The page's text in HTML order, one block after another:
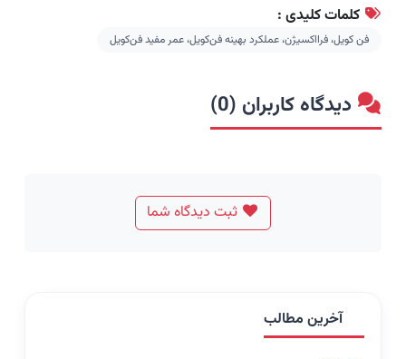
آخرین مطالب
کلمات کلیدی :
فن کویل، فرااکسیژن، عملکرد بهینه فن‌کویل، عمر مفید فن‌کویل
دیدگاه کاربران (0)
ثبت دیدگاه شما